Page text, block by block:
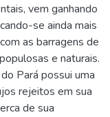
vem ganhando
se ainda mais
as barragens de
e naturais.
Pará possui uma
rejeitos em sua
de sua